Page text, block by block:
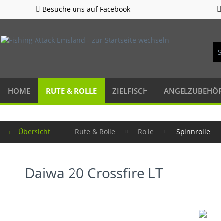
Besuche uns auf Facebook
HOME RUTE & ROLLE ZIELFISCH
Übersicht Rute & Rolle Rolle Spinnrolle
Daiwa 20 Crossfire LT